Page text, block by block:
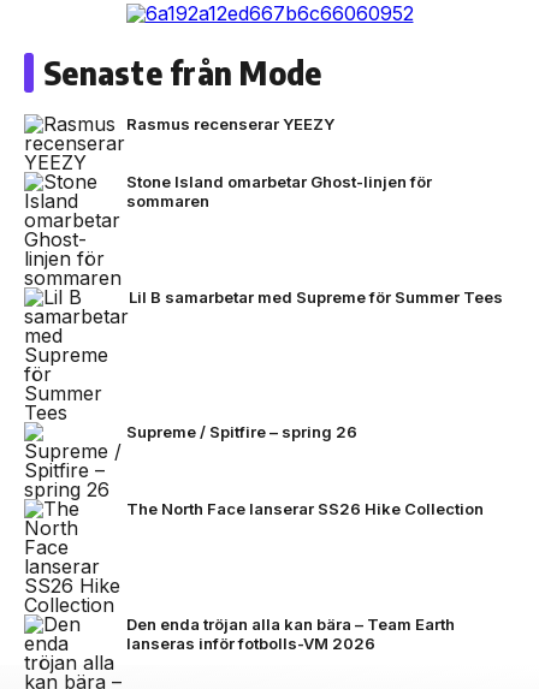
Senaste från Mode
Rasmus recenserar YEEZY
Stone Island omarbetar Ghost-linjen för
sommaren
Lil B samarbetar med Supreme för Summer Tees
Supreme / Spitfire – spring 26
The North Face lanserar SS26 Hike Collection
Den enda tröjan alla kan bära – Team Earth
lanseras inför fotbolls-VM 2026